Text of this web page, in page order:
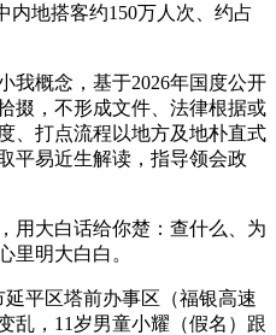
内地搭客约150万人次、约占
概念，基于2026年国度公开
掇，不形成文件、法律根据或
、打点流程以地方及地朴直式
平易近生解读，指导领会政
大白话给你楚：查什么、为
里明大白白。
平区塔前办事区（福银高速
乱，11岁男童小耀（假名）跟